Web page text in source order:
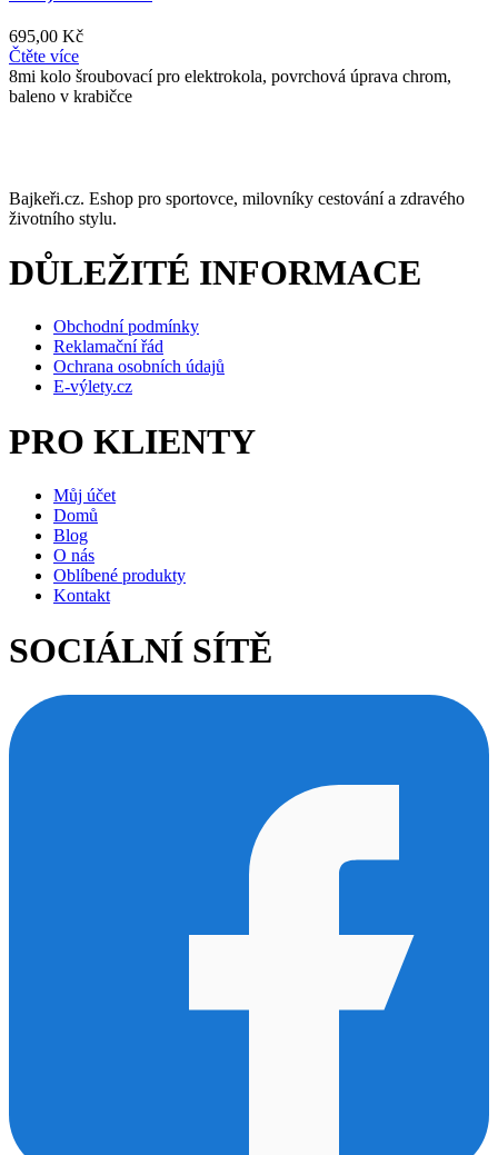
695,00 Kč
Čtěte více
8mi kolo šroubovací pro elektrokola, povrchová úprava chrom,
baleno v krabičce
Bajkeři.cz. Eshop pro sportovce, milovníky cestování a zdravého
životního stylu.
DŮLEŽITÉ INFORMACE
Obchodní podmínky
Reklamační řád
Ochrana osobních údajů
E-výlety.cz
PRO KLIENTY
Můj účet
Domů
Blog
O nás
Oblíbené produkty
Kontakt
SOCIÁLNÍ SÍTĚ